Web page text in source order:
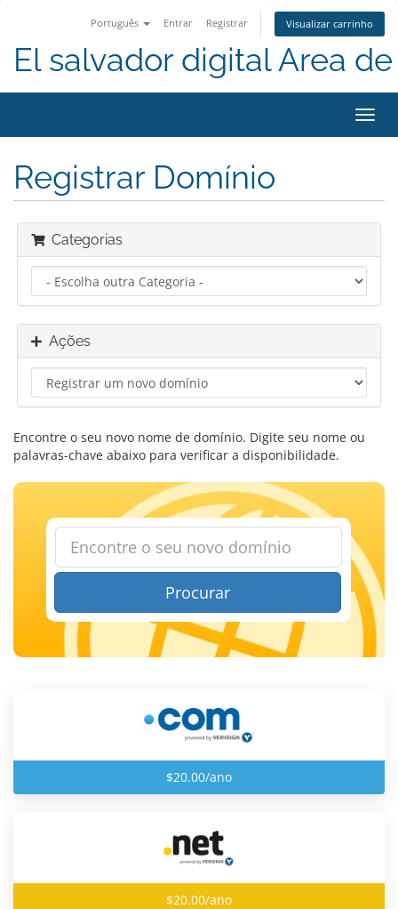
Português Entrar Registrar Visualizar carrinho
El salvador digital Area
Registrar Domínio
Categorias
Ações
Encontre o seu novo nome de domínio. Digite seu nome ou
palavras-chave abaixo para verificar a disponibilidade.
Procurar
$20.00/ano
$20.00/ano